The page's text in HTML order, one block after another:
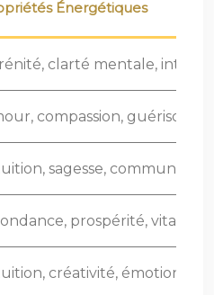
Énergétiques
clarté mentale,
compassion, guérison
sagesse,
prospérité, vitalité
créativité, émotions